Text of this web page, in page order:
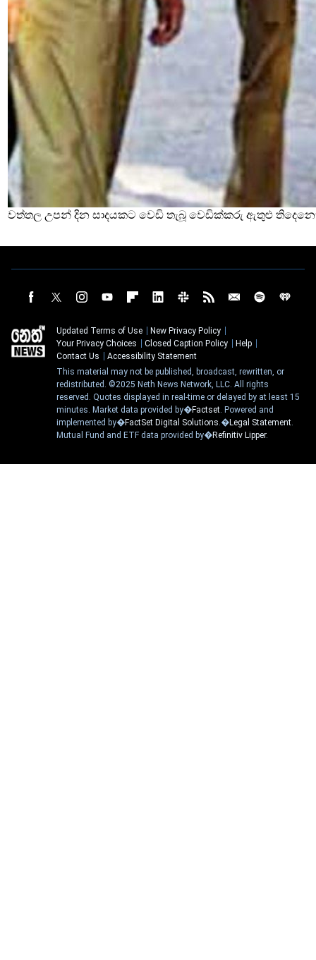
වත්තල උපන් දින සාදයකට වෙඩි තැබූ වෙඩික්කරු ඇතුළු
Updated Terms of Use
New Privacy Policy
Your Privacy Choices
Closed Caption Policy
Help
Contact Us
Accessibility Statement
This material may not be published, broadcast, rewritten, or
redistributed. ©2025 Neth News Network, LLC. All rights
reserved. Quotes displayed in real-time or delayed by at least 15
minutes. Market data provided by�Factset. Powered and
implemented by�FactSet Digital Solutions.�Legal Statement.
Mutual Fund and ETF data provided by�Refinitiv Lipper.